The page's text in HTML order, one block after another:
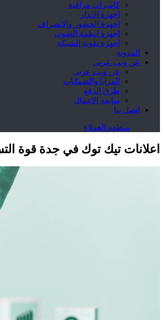
كاميرات مراقبة
اجهزة الانذار
اجهزة الحضور والانصراف
اجهزة انظمة الصوت
اجهزة تقوية الشبكة
المدونة
عن ويب عربى
عن ويب عربى
المزايا والضمانات
طرق الدفع
سابقة الاعمال
اتصل بنا
منطقة العملاء
اعلانات تيك توك في جدة قوة